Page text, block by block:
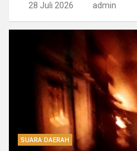
28 Juli 2026 admin
SUARA DAERAH